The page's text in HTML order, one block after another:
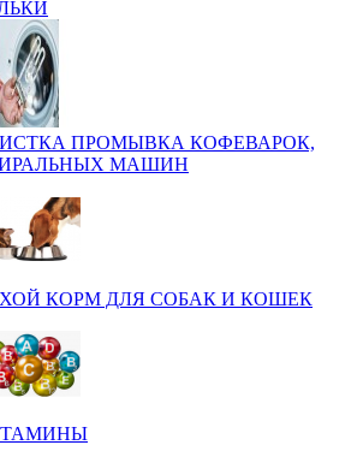
ПРОМЫВКА КОФЕВАРОК,
МАШИН
КОРМ ДЛЯ СОБАК И КОШЕК